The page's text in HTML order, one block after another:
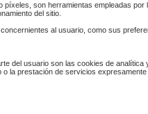
son herramientas empleadas
del sitio.
al usuario, como sus
del usuario son las cookies de analítica
la prestación de servicios expresamente